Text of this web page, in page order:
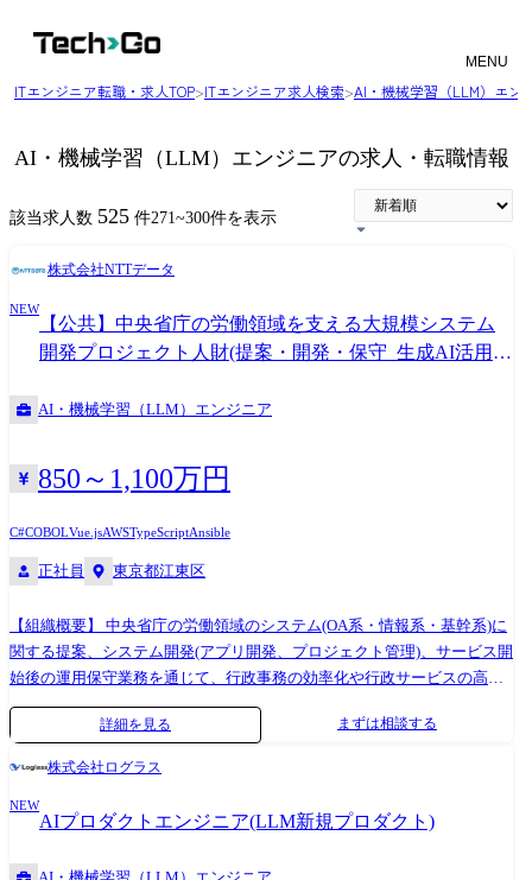
MENU
ITエンジニア転職・求人TOP>ITエンジニア求人検索>AI・機械学習（LLM）エン
AI・機械学習（LLM）エンジニアの求人・転職情報
該当求人数 525 件271~300件を表示
株式会社NTTデータ
NEW
【公共】中央省庁の労働領域を支える大規模システム
開発プロジェクト人財(提案・開発・保守_生成AI活用に
AI・機械学習（LLM）エンジニア
850～1,100万円
C#COBOLVue.jsAWSTypeScriptAnsible
正社員 東京都江東区
【組織概要】 中央省庁の労働領域のシステム(OA系・情報系・基幹系)に
関する提案、システム開発(アプリ開発、プロジェクト管理)、サービス開
始後の運用保守業務を通じて、行政事務の効率化や行政サービスの高度
化に貢献しています。 約160名が所属している組織で、国のデジタル化
を支える社会的意義の高いプロジェクトにおいて、長期的な視点で公共
AIやクラウド技術などの先進テクノロジーを活用した行政DXへの期待が
高まっています。 特に社会的影響の大きい労働行政領域では、大規模シ
ステムの安定運用に加え、制度改正や業務変化に対応した継続的な改
詳細を見る まずは相談する
株式会社ログラス
NEW
AIプロダクトエンジニア(LLM新規プロダクト)